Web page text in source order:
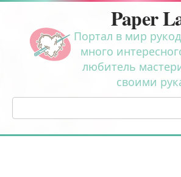
Перейти
контенту
Paper
Портал в мир
много
любитель
своими
Поиск: